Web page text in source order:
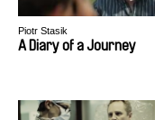
Piotr Stasik
A Diary of a Journey